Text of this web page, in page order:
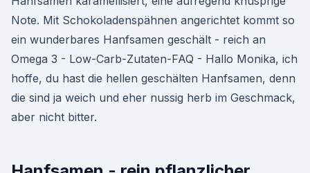
Note. Mit Schokoladenspähnen angerichtet kommt so
ein wunderbares Hanfsamen geschält - reich an
Omega 3 - Low-Carb-Zutaten-FAQ - Hallo Monika, ich
hoffe, du hast die hellen geschälten Hanfsamen, denn
die sind ja weich und eher nussig herb im Geschmack,
aber nicht bitter.